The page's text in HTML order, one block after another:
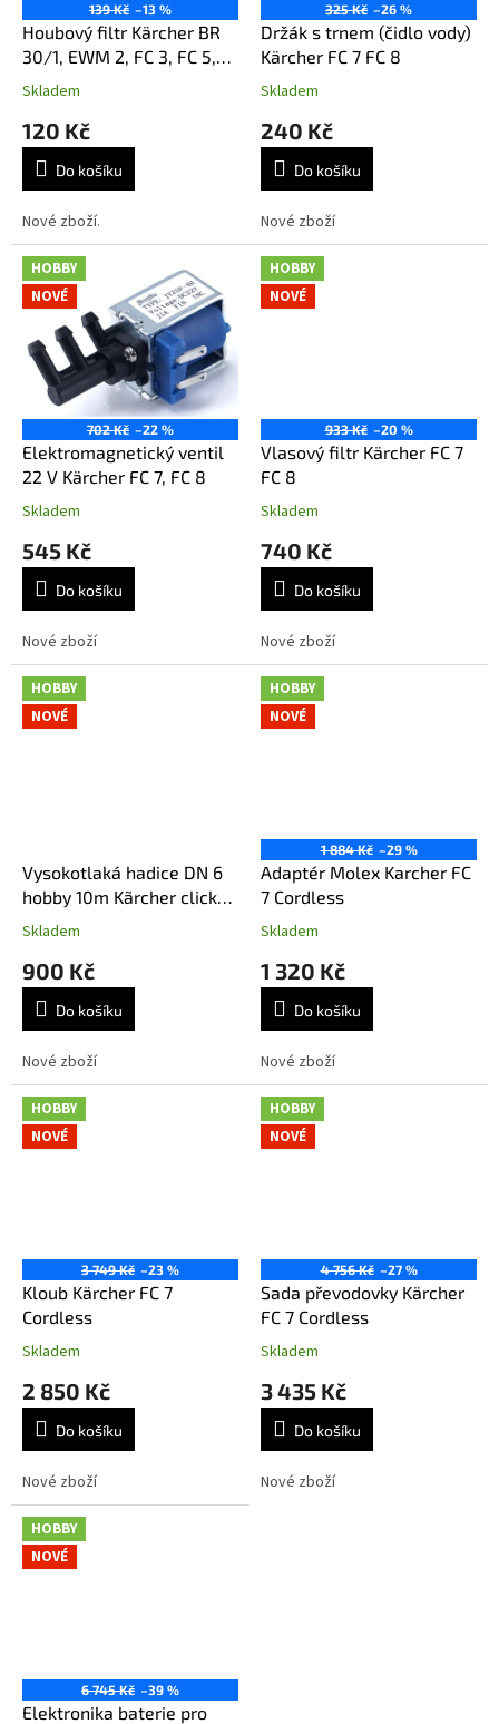
139 Kč –13 %
Houbový filtr Kärcher BR
30/1, EWM 2, FC 3, FC 5,
FC 7 a FC 8.
Skladem
120 Kč
Do košíku
Nové zboží.
325 Kč –26 %
Držák s trnem (čidlo vody)
Kärcher FC 7 FC 8
Skladem
240 Kč
Do košíku
Nové zboží
HOBBY
NOVÉ
702 Kč –22 %
Elektromagnetický ventil
22 V Kärcher FC 7, FC 8
Skladem
545 Kč
Do košíku
Nové zboží
HOBBY
NOVÉ
933 Kč –20 %
Vlasový filtr Kärcher FC 7
FC 8
Skladem
740 Kč
Do košíku
Nové zboží
HOBBY
NOVÉ
Vysokotlaká hadice DN 6
hobby 10m Kãrcher click-
click
Skladem
900 Kč
Do košíku
Nové zboží
HOBBY
NOVÉ
1 884 Kč –29 %
Adaptér Molex Karcher FC
7 Cordless
Skladem
1 320 Kč
Do košíku
Nové zboží
HOBBY
NOVÉ
3 749 Kč –23 %
Kloub Kärcher FC 7
Cordless
Skladem
2 850 Kč
Do košíku
Nové zboží
HOBBY
NOVÉ
4 756 Kč –27 %
Sada převodovky Kärcher
FC 7 Cordless
Skladem
3 435 Kč
Do košíku
Nové zboží
HOBBY
NOVÉ
6 745 Kč –39 %
Elektronika baterie pro